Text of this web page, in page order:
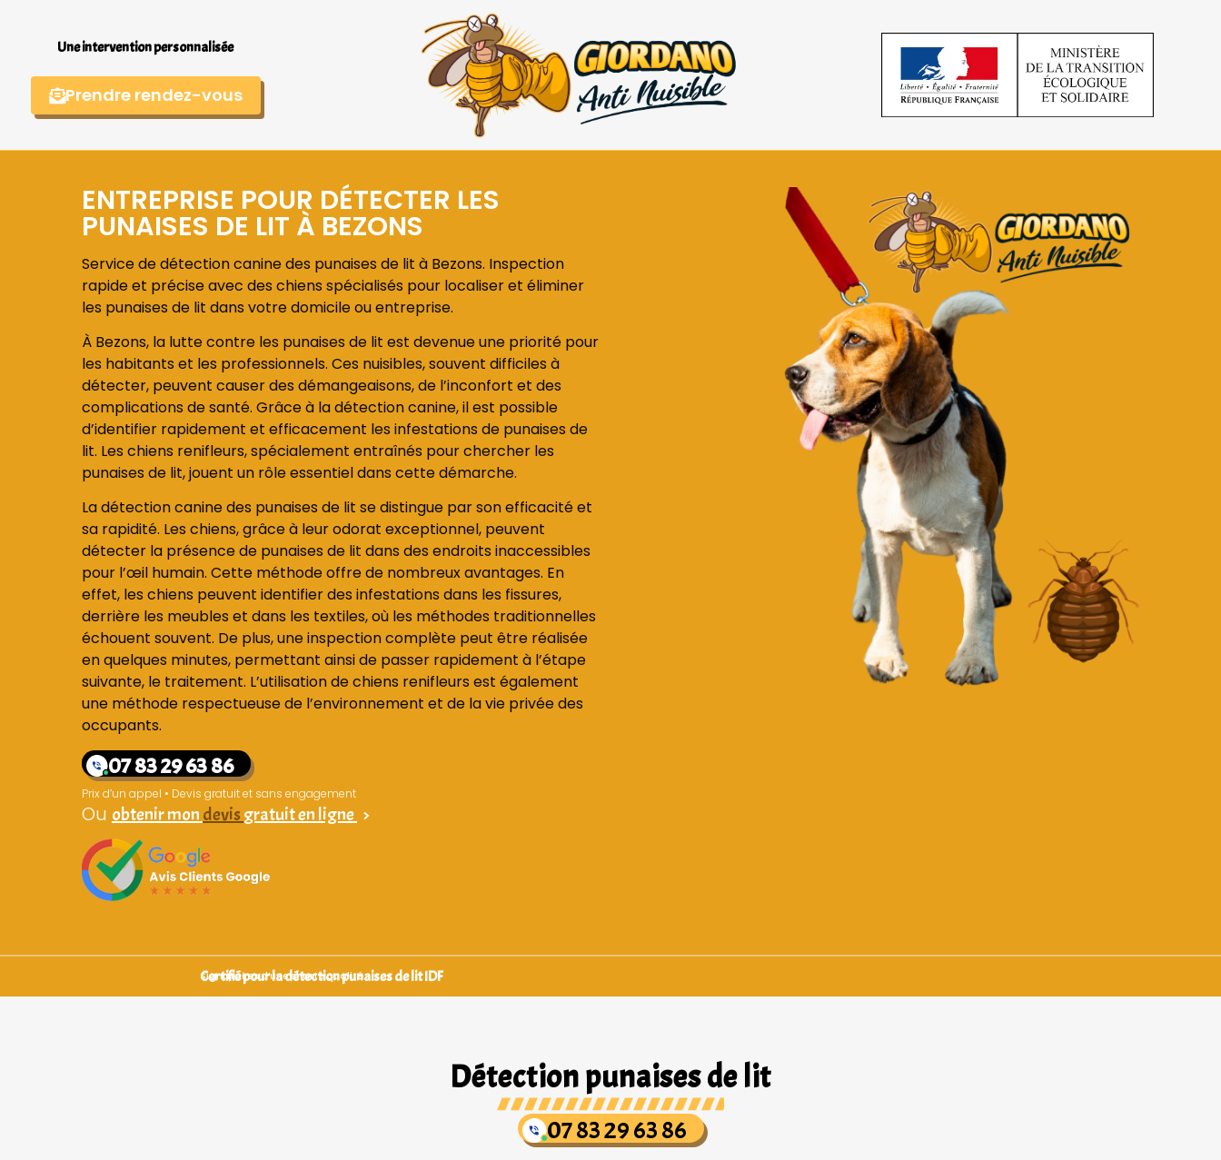
Une intervention personnalisée
Prendre rendez-vous
ENTREPRISE POUR DÉTECTER LES
PUNAISES DE LIT À BEZONS
Service de détection canine des punaises de lit à Bezons. Inspection
rapide et précise avec des chiens spécialisés pour localiser et éliminer
les punaises de lit dans votre domicile ou entreprise.
À Bezons, la lutte contre les punaises de lit est devenue une priorité pour
les habitants et les professionnels. Ces nuisibles, souvent difficiles à
détecter, peuvent causer des démangeaisons, de l’inconfort et des
complications de santé. Grâce à la détection canine, il est possible
d’identifier rapidement et efficacement les infestations de punaises de
lit. Les chiens renifleurs, spécialement entraînés pour chercher les
punaises de lit, jouent un rôle essentiel dans cette démarche.
La détection canine des punaises de lit se distingue par son efficacité et
sa rapidité. Les chiens, grâce à leur odorat exceptionnel, peuvent
détecter la présence de punaises de lit dans des endroits inaccessibles
pour l’œil humain. Cette méthode offre de nombreux avantages. En
effet, les chiens peuvent identifier des infestations dans les fissures,
derrière les meubles et dans les textiles, où les méthodes traditionnelles
échouent souvent. De plus, une inspection complète peut être réalisée
en quelques minutes, permettant ainsi de passer rapidement à l’étape
suivante, le traitement. L’utilisation de chiens renifleurs est également
une méthode respectueuse de l’environnement et de la vie privée des
occupants.
07 83 29 63 86
Prix d’un appel • Devis gratuit et sans engagement
Ou obtenir mon devis gratuit en ligne >
Certifié pour la détection punaises de lit IDF
Signataires d’une charte qualité
Détection punaises de lit
07 83 29 63 86